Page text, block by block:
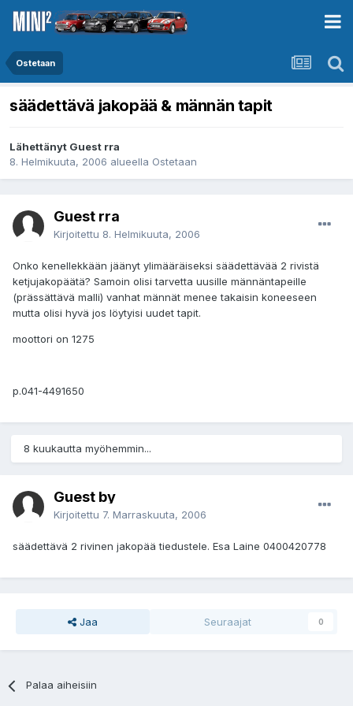
Ostetaan
säädettävä jakopää & männän tapit
Lähettänyt Guest rra
8. Helmikuuta, 2006 alueella Ostetaan
Guest rra
Kirjoitettu 8. Helmikuuta, 2006
Onko kenellekkään jäänyt ylimääräiseksi säädettävää 2 rivistä
ketjujakopäätä? Samoin olisi tarvetta uusille männäntapeille
(prässättävä malli) vanhat männät menee takaisin koneeseen
mutta olisi hyvä jos löytyisi uudet tapit.
moottori on 1275
p.041-4491650
8 kuukautta myöhemmin...
Guest by
Kirjoitettu 7. Marraskuuta, 2006
säädettävä 2 rivinen jakopää tiedustele. Esa Laine 0400420778
Jaa Seuraajat 0
Palaa aiheisiin